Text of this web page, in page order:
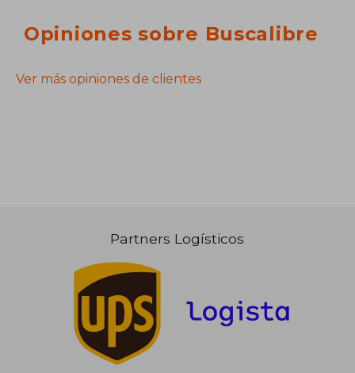
Opiniones sobre Buscalibre
Ver más opiniones de clientes
Partners Logísticos